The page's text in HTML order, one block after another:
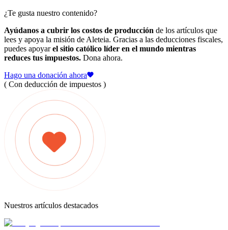
¿Te gusta nuestro contenido?
Ayúdanos a cubrir los costos de producción de los artículos que
lees y apoya la misión de Aleteia. Gracias a las deducciones fiscales,
puedes apoyarel sitio católico líder en el mundo mientras
reduces tus impuestos. Dona ahora.
Hago una donación ahora
( Con deducción de impuestos )
Nuestros artículos destacados